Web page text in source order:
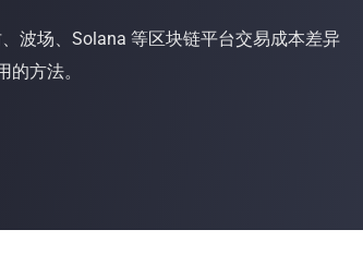
$34,999
雲算力
波场、Solana 等区块链平台交易成本差异
方法。